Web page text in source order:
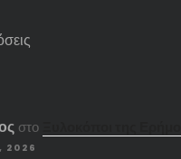
στο
2026